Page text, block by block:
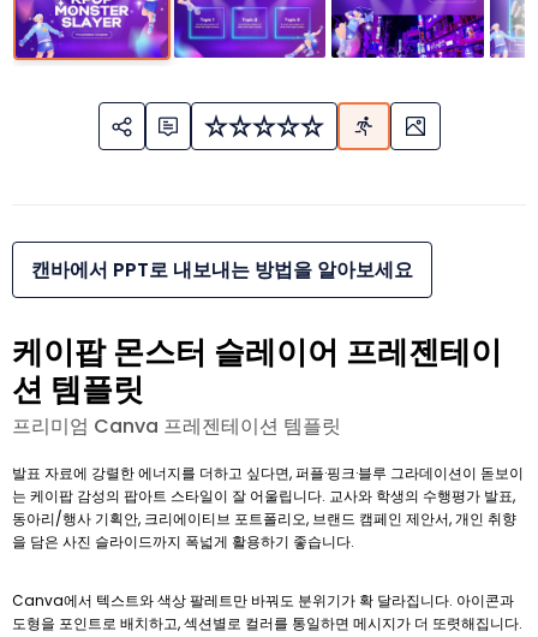
캔바에서 PPT로 내보내는 방법을 알아보세요
케이팝 몬스터 슬레이어 프레젠테이
션 템플릿
프리미엄 Canva 프레젠테이션 템플릿
발표 자료에 강렬한 에너지를 더하고 싶다면, 퍼플·핑크·블루 그라데이션이 돋보이
는 케이팝 감성의 팝아트 스타일이 잘 어울립니다. 교사와 학생의 수행평가 발표,
동아리/행사 기획안, 크리에이티브 포트폴리오, 브랜드 캠페인 제안서, 개인 취향
을 담은 사진 슬라이드까지 폭넓게 활용하기 좋습니다.
Canva에서 텍스트와 색상 팔레트만 바꿔도 분위기가 확 달라집니다. 아이콘과
도형을 포인트로 배치하고, 섹션별로 컬러를 통일하면 메시지가 더 또렷해집니다.